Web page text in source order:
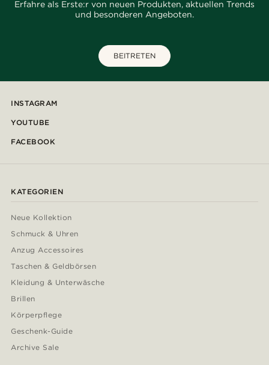
Erfahre als Erste:r von neuen Produkten, aktuellen Trends
und besonderen Angeboten.
BEITRETEN
INSTAGRAM
YOUTUBE
FACEBOOK
KATEGORIEN
Neue Kollektion
Schmuck & Uhren
Anzug Accessoires
Taschen & Geldbörsen
Kleidung & Unterwäsche
Brillen
Körperpflege
Geschenk-Guide
Archive Sale